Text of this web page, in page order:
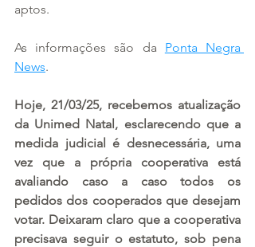
aptos.
As informações são da Ponta Negra
News.
Hoje, 21/03/25, recebemos atualização
da Unimed Natal, esclarecendo que a
medida judicial é desnecessária, uma
vez que a própria cooperativa está
avaliando caso a caso todos os
pedidos dos cooperados que desejam
votar. Deixaram claro que a cooperativa
precisava seguir o estatuto, sob pena